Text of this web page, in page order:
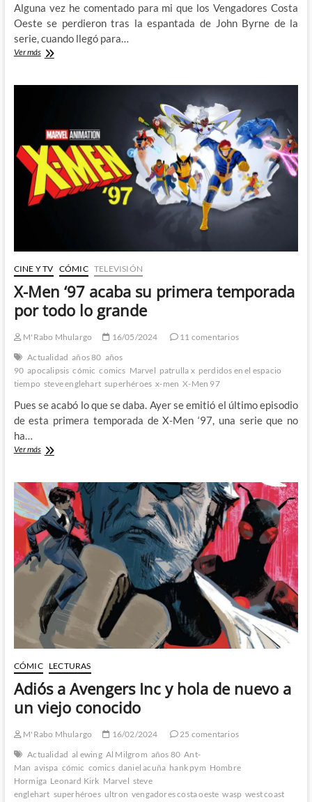
Alguna vez he comentado para mi que los Vengadores Costa
Oeste se perdieron tras la espantada de John Byrne de la
serie, cuando llegó para…
Ver másRoy
Costa
Oeste:
Wizard,
The
Guide
to
CINE Y TV CÓMIC TELEVISIÓN
X-Men ‘97 acaba su primera temporada
por todo lo grande
M'Rabo Mhulargo 16/05/2024
11 comentarios
Actualidad años 80 años
90 apocalipsis cómic comics Marvel patrulla x perdidos en el espacio
tiempo steve englehart superhéroes x-men X-Men 97
Pues se acabó lo que se daba. Ayer se emitió el último episodio
de esta primera temporada de X-Men ‘97, una serie que no
ha…
Ver másX-
acaba
su
primera
temporada
por
todo
lo
grande
CÓMIC LECTURAS
Adiós a Avengers Inc y hola de nuevo a
un viejo conocido
M'Rabo Mhulargo 16/02/2024
25 comentarios
Actualidad al ewing Al Milgrom años 80 Ant-
Man avispa cómic comics daniel acuña hank pym Hombre
Hormiga Leonard Kirk Marvel steve
englehart superhéroes ultron vengadores costa oeste wasp west coast